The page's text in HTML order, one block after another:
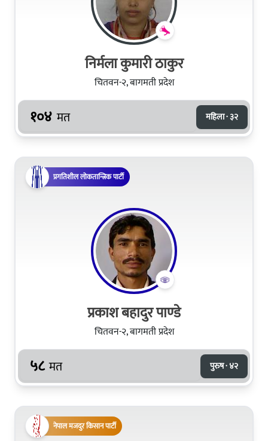
निर्मला कुमारी ठाकुर
चितवन-२, बागमती प्रदेश
१०४ मत महिला · ३२
प्रगतिशील लोकतान्त्रिक पार्टी
प्रकाश बहादुर पाण्‍डे
चितवन-२, बागमती प्रदेश
५८ मत पुरुष · ४२
नेपाल मजदुर किसान पार्टी